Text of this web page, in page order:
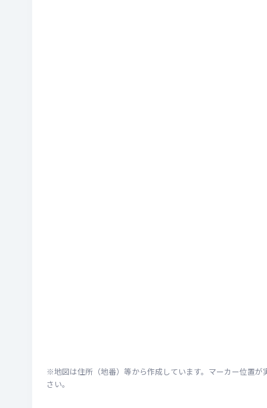
※地図は住所（地番）等から作成しています。マーカー位置
さい。